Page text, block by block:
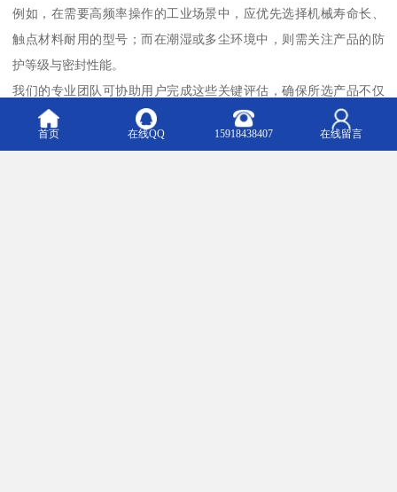
例如，在需要高频率操作的工业场景中，应优先选择机械寿命长、
触点材料耐用的型号；而在潮湿或多尘环境中，则需关注产品的防
护等级与密封性能。
我们的专业团队可协助用户完成这些关键评估，确保所选产品不仅
满足当前控制需求，还能适应未来的技术升级与设备扩展。
通过这种细致入微的服务，我们希望能够为用户的设备稳定运行与
首页 在线QQ 15918438407 在线留言